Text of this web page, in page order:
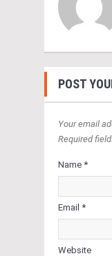
POST
Your email
Required
Name *
Email *
Website